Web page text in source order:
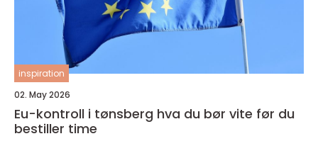
inspiration
02. May 2026
Eu-kontroll i tønsberg hva du bør vite før du
bestiller time